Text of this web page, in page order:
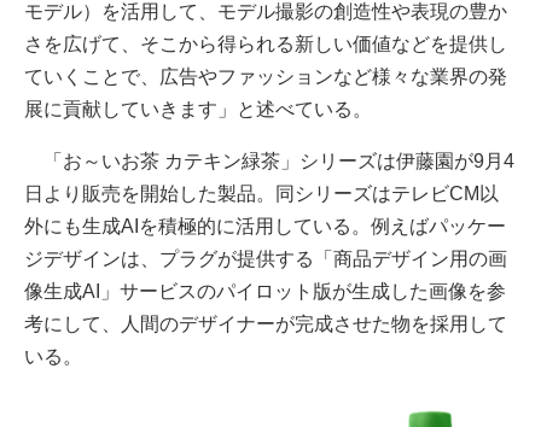
モデル）を活用して、モデル撮影の創造性や表現の豊か
さを広げて、そこから得られる新しい価値などを提供し
ていくことで、広告やファッションなど様々な業界の発
展に貢献していきます」と述べている。
「お～いお茶 カテキン緑茶」シリーズは伊藤園が9月4
日より販売を開始した製品。同シリーズはテレビCM以
外にも生成AIを積極的に活用している。例えばパッケー
ジデザインは、プラグが提供する「商品デザイン用の画
像生成AI」サービスのパイロット版が生成した画像を参
考にして、人間のデザイナーが完成させた物を採用して
いる。